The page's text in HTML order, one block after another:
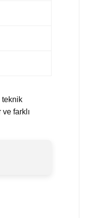
teknik
farklı